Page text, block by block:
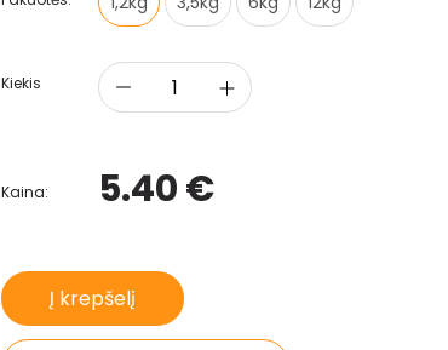
Kiekis
Kaina: 5.40 €
Į krepšelį